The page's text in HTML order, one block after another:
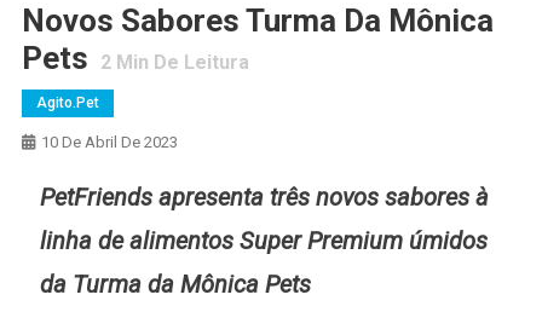
Novos Sabores Turma Da Mônica
Pets
2Min De Leitura
Agito.pet
10 De Abril De 2023
PetFriends apresenta três novos sabores à
linha de alimentos Super Premium úmidos
da Turma da Mônica Pets